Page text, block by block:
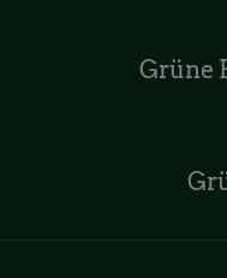
Grüne